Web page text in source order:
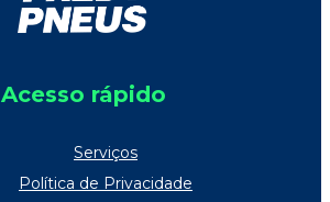
Acesso rápido
Serviços
Política de Privacidade